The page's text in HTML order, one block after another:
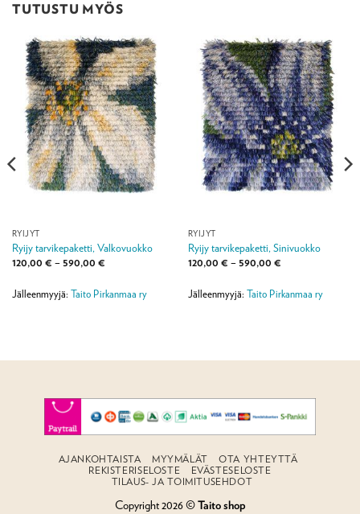
TUTUSTU MYÖS
RYIJYT
Ryijy tarvikepaketti, Valkovuokko
120,00 € – 590,00 €Hintaluokka:
590,00 €
Jälleenmyyjä: Taito Pirkanmaa ry
RYIJYT
Ryijy tarvikepaketti, Sinivuokko
120,00 € – 590,00 €Hintaluokka:
590,00 €
Jälleenmyyjä: Taito Pirkanmaa ry
AJANKOHTAISTA MYYMÄLÄT
OTA YHTEYTTÄ
REKISTERISELOSTE
EVÄSTESELOSTE
TILAUS- JA TOIMITUSEHDOT
Copyright 2026 ©Taito shop